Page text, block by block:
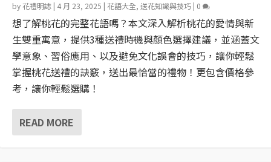
by花禮明誌 | 4 月 23, 2025 | 花語大全, 送花知識與技巧 | 0
想了解桃花的完整花語嗎？本文深入解析桃花的愛情與新
生雙重寓意，提供3種送禮時機與顏色選擇建議，並涵蓋文
學意象、習俗應用、以及避免文化誤會的技巧，讓你輕鬆
掌握桃花送禮的訣竅，送出最恰當的禮物！更包含價格參
考，讓你輕鬆選購！
READ MORE